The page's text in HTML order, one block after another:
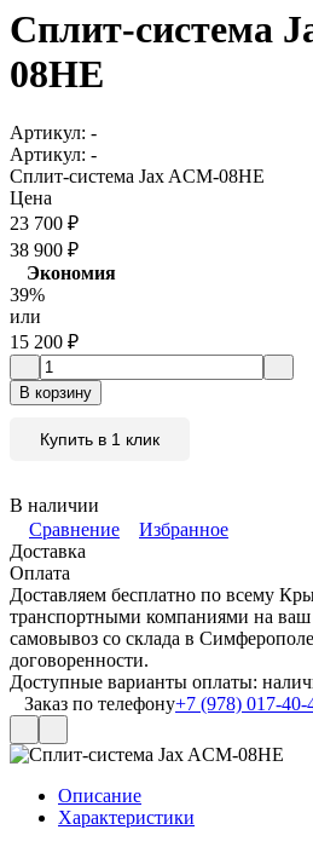
Сплит-система
08HE
Артикул: -
Артикул: -
Сплит-система Jax ACM-08HE
Цена
23 700 ₽
38 900 ₽
Экономия
39%
или
15 200 ₽
В корзину
Купить в 1 клик
В наличии
Сравнение
Избранное
Доставка
Оплата
Доставляем бесплатно по всему
транспортными компаниями на
самовывоз со склада в
договоренности.
Доступные варианты оплаты:
Заказ по телефону+7 (978) 017-40-
Описание
Характеристики